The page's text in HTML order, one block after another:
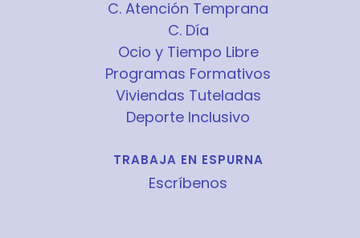
C. Atención Temprana
C. Día
Ocio y Tiempo Libre
Programas Formativos
Viviendas Tuteladas
Deporte Inclusivo
TRABAJA EN ESPURNA
Escríbenos